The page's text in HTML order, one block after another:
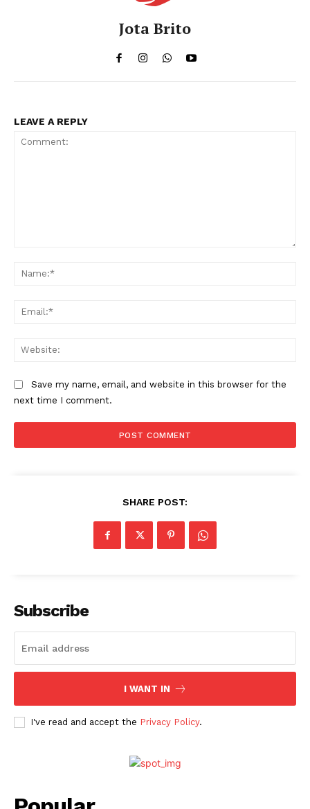
Jota Brito
LEAVE A REPLY
Save my name, email, and website in this browser for the
next time I comment.
SHARE POST:
Subscribe
I WANT IN
I've read and accept the Privacy Policy.